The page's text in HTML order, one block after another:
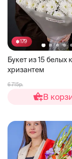
179
Букет из 15 белых
хризантем
6 715р.
В